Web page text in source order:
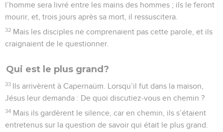
l’homme sera livré entre les mains des hommes ; ils le feront
mourir, et, trois jours après sa mort, il ressuscitera.
32 Mais les disciples ne comprenaient pas cette parole, et ils
craignaient de le questionner.
Qui est le plus grand?
33 Ils arrivèrent à Capernaüm. Lorsqu’il fut dans la maison,
Jésus leur demanda : De quoi discutiez-vous en chemin ?
34 Mais ils gardèrent le silence, car en chemin, ils s’étaient
entretenus sur la question de savoir qui était le plus grand.